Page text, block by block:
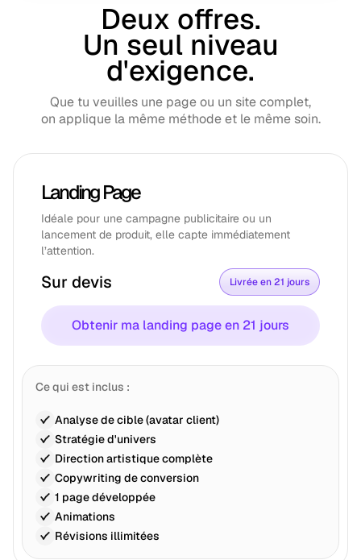
Deux offres.
Un seul niveau
d'exigence.
Que tu veuilles une page ou un site complet,
on applique la même méthode et le même soin.
Landing Page
Idéale pour une campagne publicitaire ou un
lancement de produit, elle capte immédiatement
l’attention.
Sur devis Livrée en 21 jours
Obtenir ma landing page en 21 jours
Ce qui est inclus :
Analyse de cible (avatar client)
Stratégie d'univers
Direction artistique complète
Copywriting de conversion
1 page développée
Animations
Révisions illimitées